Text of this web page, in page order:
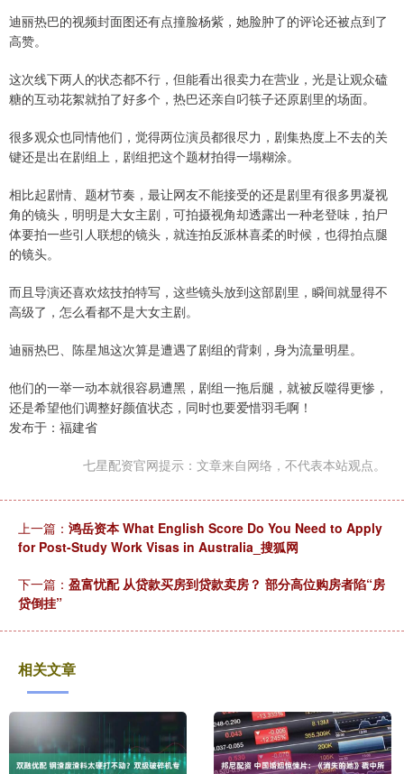
迪丽热巴的视频封面图还有点撞脸杨紫，她脸肿了的评论还被点到了
高赞。
这次线下两人的状态都不行，但能看出很卖力在营业，光是让观众磕
糖的互动花絮就拍了好多个，热巴还亲自叼筷子还原剧里的场面。
很多观众也同情他们，觉得两位演员都很尽力，剧集热度上不去的关
键还是出在剧组上，剧组把这个题材拍得一塌糊涂。
相比起剧情、题材节奏，最让网友不能接受的还是剧里有很多男凝视
角的镜头，明明是大女主剧，可拍摄视角却透露出一种老登味，拍尸
体要拍一些引人联想的镜头，就连拍反派林喜柔的时候，也得拍点腿
的镜头。
而且导演还喜欢炫技拍特写，这些镜头放到这部剧里，瞬间就显得不
高级了，怎么看都不是大女主剧。
迪丽热巴、陈星旭这次算是遭遇了剧组的背刺，身为流量明星。
他们的一举一动本就很容易遭黑，剧组一拖后腿，就被反噬得更惨，
还是希望他们调整好颜值状态，同时也要爱惜羽毛啊！
发布于：福建省
七星配资官网提示：文章来自网络，不代表本站观点。
上一篇： 鸿岳资本 What English Score Do You Need to Apply
for Post-Study Work Visas in Australia_搜狐网
下一篇： 盈富忧配 从贷款买房到贷款卖房？ 部分高位购房者陷“房
贷倒挂”
相关文章